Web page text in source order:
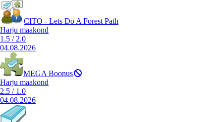
CITO - Lets Do A Forest Path
Harju maakond
1.5 / 2.0
04.08.2026
MEGA Boonus
Harju maakond
2.5 / 1.0
04.08.2026